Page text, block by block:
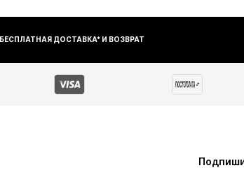
БЕСПЛАТНАЯ ДОСТАВКА* И ВОЗВРАТ